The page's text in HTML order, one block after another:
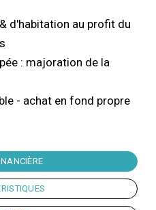
d'habitation au profit du
: majoration de la
- achat en fond propre